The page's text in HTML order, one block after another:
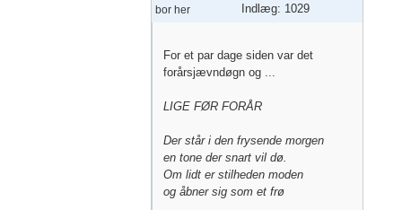
bor her
Indlæg: 1029
For et par dage siden var det
forårsjævndøgn og ...
LIGE FØR FORÅR
Der står i den frysende morgen
en tone der snart vil dø.
Om lidt er stilheden moden
og åbner sig som et frø